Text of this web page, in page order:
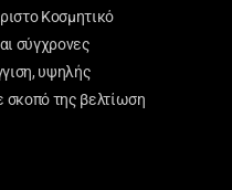
Κοσμητικό
σύγχρονες
υψηλής
σκοπό της βελτίωση